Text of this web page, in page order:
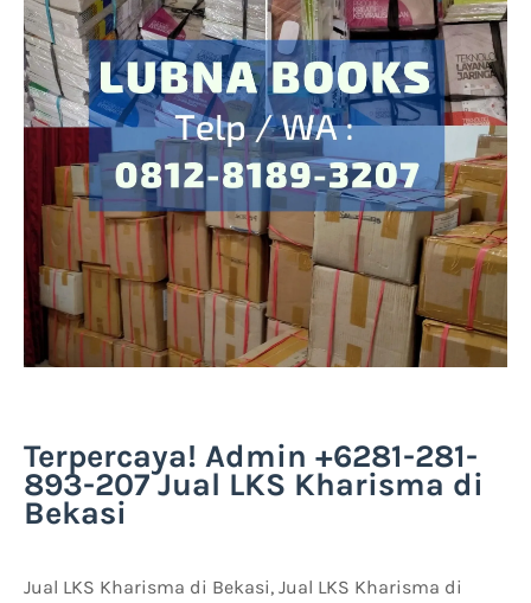
Terpercaya! Admin +6281-281-
893-207 Jual LKS Kharisma di
Bekasi
Jual LKS Kharisma di Bekasi, Jual LKS Kharisma di